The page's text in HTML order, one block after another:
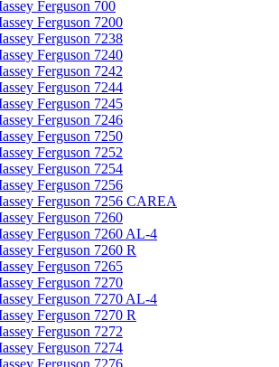
Ferguson 700
Ferguson 7200
Ferguson 7238
Ferguson 7240
Ferguson 7242
Ferguson 7244
Ferguson 7245
Ferguson 7246
Ferguson 7250
Ferguson 7252
Ferguson 7254
Ferguson 7256
Ferguson 7256 CAREA
Ferguson 7260
Ferguson 7260 AL-4
Ferguson 7260 R
Ferguson 7265
Ferguson 7270
Ferguson 7270 AL-4
Ferguson 7270 R
Ferguson 7272
Ferguson 7274
Ferguson 7276